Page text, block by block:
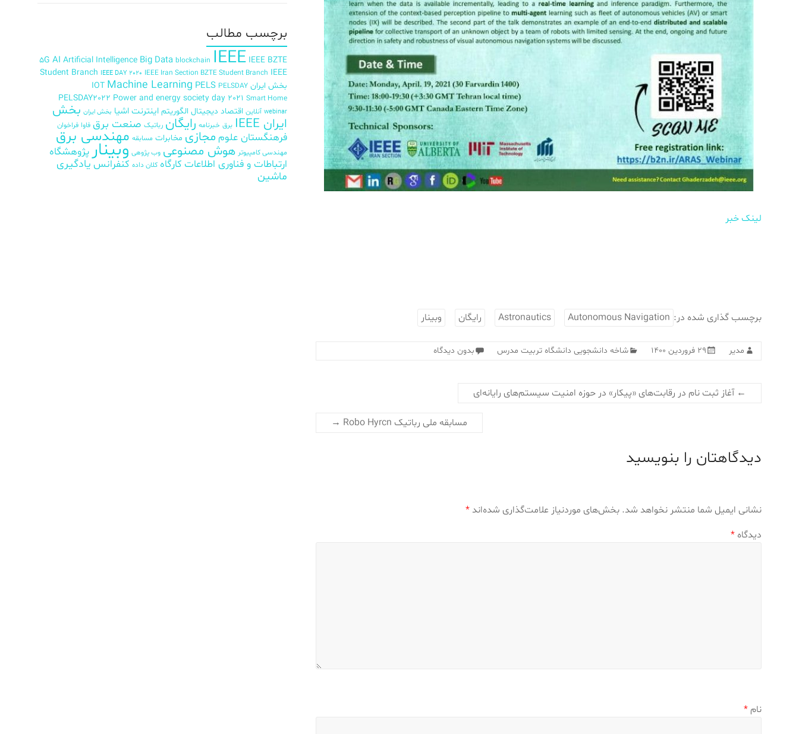
لینک خبر
برچسب گذاری شده در: Astronautics Autonomous Navigation رایگان وبینار
مدیر ۲۹ فروردین ۱۴۰۰ شاخه دانشجویی دانشگاه تربیت مدرس بدون دیدگاه
← آغاز ثبت نام در رقابت‌های «پیکار» در حوزه امنیت سیستم‌های رایانه‌ای
مسابقه ملی رباتیک Robo Hyrcn →
دیدگاهتان را بنویسید
نشانی ایمیل شما منتشر نخواهد شد. بخش‌های موردنیاز علامت‌گذاری شده‌اند *
دیدگاه *
نام *
برچسب‌ مطالب
5G AI Artificial Intelligence Big Data blockchain IEEE IEEE BZTE
Student Branch IEEE DAY 2020 IEEE Iran Section BZTE Student Branch IEEE
بخش ایران
IOT Machine Learning PELS PELSDAY
PELSDAY2022 Power and energy society day 2021 Smart Home
webinar آنلاین اقتصاد دیجیتال الگوریتم اینترنت اشیا بخش ایران بخش
ایران IEEE
برق خبرنامه رایگان رباتیک صنعت برق فاوا فراخوان
فرهنگستان علوم مجازی مخابرات مسابقه مهندسی برق
مهندسی کامپیوتر هوش مصنوعی وب پژوهی وبینارپژوهشگاه
ارتباطات و فناوری اطلاعات کارگاه کلان داده کنفرانس یادگیری
ماشین